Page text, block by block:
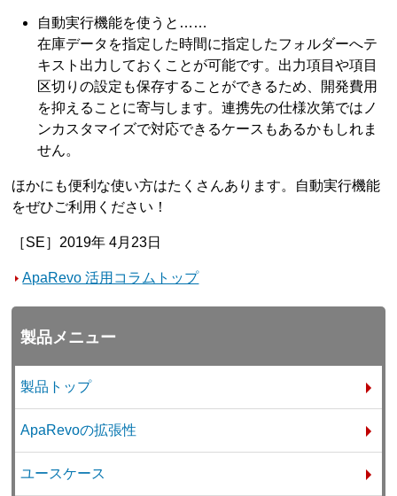
自動実行機能を使うと……
在庫データを指定した時間に指定したフォルダーへテ
キスト出力しておくことが可能です。出力項目や項目
区切りの設定も保存することができるため、開発費用
を抑えることに寄与します。連携先の仕様次第ではノ
ンカスタマイズで対応できるケースもあるかもしれま
せん。
ほかにも便利な使い方はたくさんあります。自動実行機能
をぜひご利用ください！
［SE］2019年 4月23日
ApaRevo 活用コラムトップ
製品メニュー
製品トップ
ApaRevoの拡張性
ユースケース